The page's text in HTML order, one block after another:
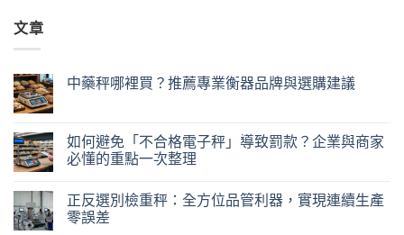
文章
中藥秤哪裡買？推薦專業衡器品牌與選購建議
如何避免「不合格電子秤」導致罰款？企業與商家
必懂的重點一次整理
正反選別檢重秤：全方位品管利器，實現連續生產
零誤差